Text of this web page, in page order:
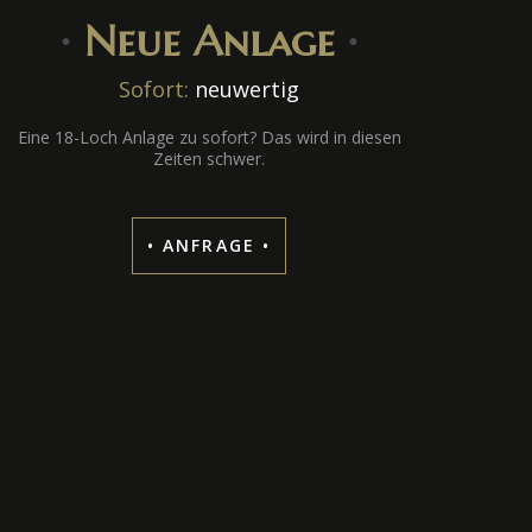
∙ Neue Anlage ∙
Sofort: neuwertig
Eine 18-Loch Anlage zu sofort? Das wird in diesen
Zeiten schwer.
• ANFRAGE •